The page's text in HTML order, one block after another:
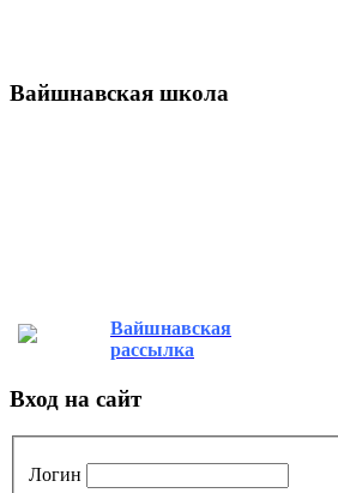
Вайшнавская школа
Вайшнавская
рассылка
Вход на сайт
Логин